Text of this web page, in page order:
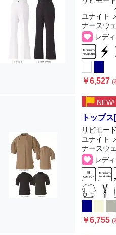
ユナイト
ナースウ
レデ
￥6,527(
NEW!
トップ
リビモー
ユナイト
ナースウ
レデ
￥6,755(